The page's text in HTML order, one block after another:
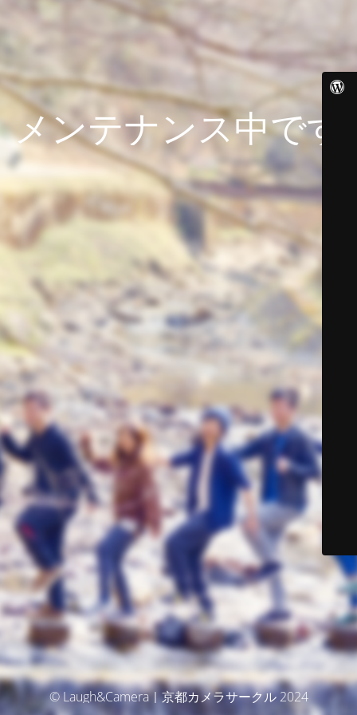
メンテナンス中です
© Laugh&Camera｜京都カメラサークル 2024